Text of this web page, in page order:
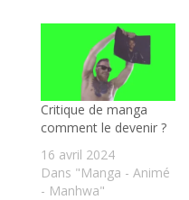
Critique de manga
comment le devenir ?
16 avril 2024
Dans "Manga - Animé
- Manhwa"